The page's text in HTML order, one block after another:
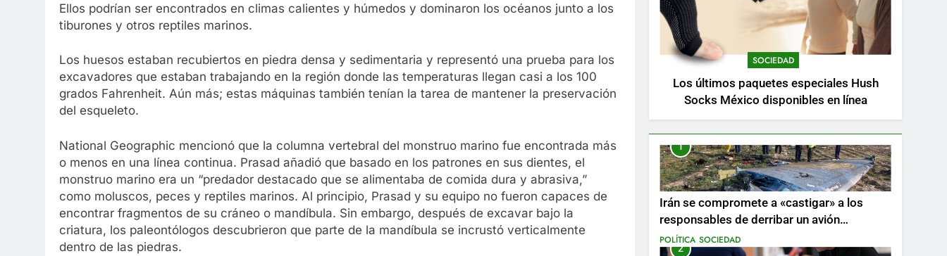
Ellos podrían ser encontrados en climas calientes y húmedos y dominaron los océanos junto a los
tiburones y otros reptiles marinos.
Los huesos estaban recubiertos en piedra densa y sedimentaria y representó una prueba para los
excavadores que estaban trabajando en la región donde las temperaturas llegan casi a los 100
grados Fahrenheit. Aún más; estas máquinas también tenían la tarea de mantener la preservación
del esqueleto.
National Geographic mencionó que la columna vertebral del monstruo marino fue encontrada más
o menos en una línea continua. Prasad añadió que basado en los patrones en sus dientes, el
monstruo marino era un “predador destacado que se alimentaba de comida dura y abrasiva,”
como moluscos, peces y reptiles marinos. Al principio, Prasad y su equipo no fueron capaces de
encontrar fragmentos de su cráneo o mandíbula. Sin embargo, después de excavar bajo la
criatura, los paleontólogos descubrieron que parte de la mandíbula se incrustó verticalmente
dentro de las piedras.
SOCIEDAD
Los últimos paquetes especiales Hush
Socks México disponibles en línea
1
Irán se compromete a «castigar» a los
responsables de derribar un avión
ucraniano mientras se realizan arrestos
POLÍTICA SOCIEDAD
2